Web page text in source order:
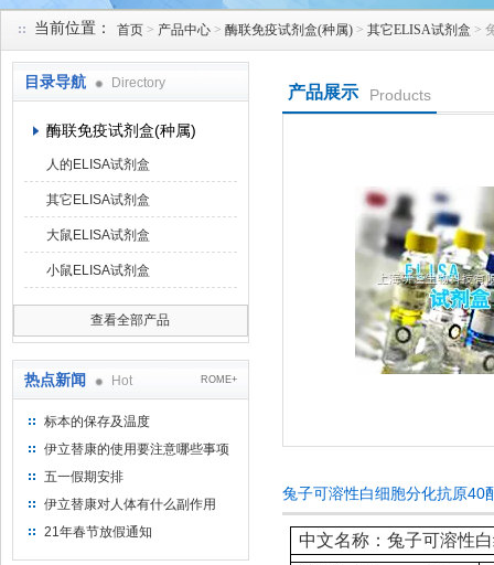
当前位置： 首页 > 产品中心 > 酶联免疫试剂盒(种属) > 其它ELISA试剂盒 >
目录导航 Directory
酶联免疫试剂盒(种属)
人的ELISA试剂盒
其它ELISA试剂盒
大鼠ELISA试剂盒
小鼠ELISA试剂盒
查看全部产品
热点新闻 Hot ROME+
标本的保存及温度
伊立替康的使用要注意哪些事项
五一假期安排
伊立替康对人体有什么副作用
21年春节放假通知
产品展示 Products
兔子可溶性白细胞分化抗原40
中文名称：兔子可溶性